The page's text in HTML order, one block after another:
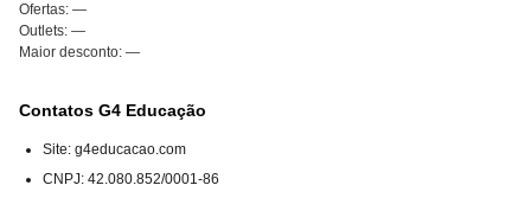
Ofertas: —
Outlets: —
Maior desconto: —
Contatos G4 Educação
Site: g4educacao.com
CNPJ: 42.080.852/0001-86